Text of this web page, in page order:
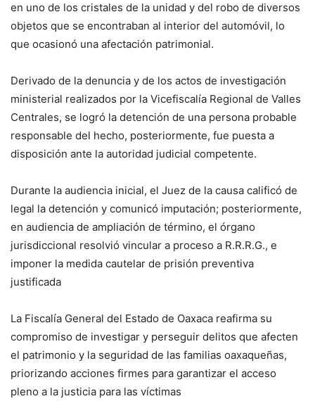
en uno de los cristales de la unidad y del robo de diversos
objetos que se encontraban al interior del automóvil, lo
que ocasionó una afectación patrimonial.
Derivado de la denuncia y de los actos de investigación
ministerial realizados por la Vicefiscalía Regional de Valles
Centrales, se logró la detención de una persona probable
responsable del hecho, posteriormente, fue puesta a
disposición ante la autoridad judicial competente.
Durante la audiencia inicial, el Juez de la causa calificó de
legal la detención y comunicó imputación; posteriormente,
en audiencia de ampliación de término, el órgano
jurisdiccional resolvió vincular a proceso a R.R.R.G., e
imponer la medida cautelar de prisión preventiva
justificada
La Fiscalía General del Estado de Oaxaca reafirma su
compromiso de investigar y perseguir delitos que afecten
el patrimonio y la seguridad de las familias oaxaqueñas,
priorizando acciones firmes para garantizar el acceso
pleno a la justicia para las víctimas